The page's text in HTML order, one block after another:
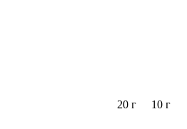
20 г
10 г